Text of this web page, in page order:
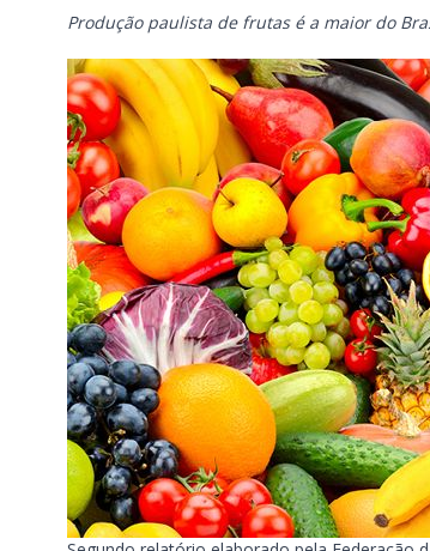
Produção paulista de frutas é a maior do